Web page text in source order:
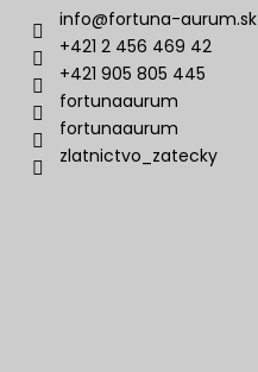
info@fortuna-aurum.sk
+421 2 456 469 42
+421 905 805 445
fortunaaurum
fortunaaurum
zlatnictvo_zatecky